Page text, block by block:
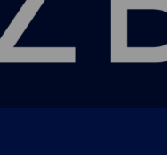
Tickets
Kurier Romy 2026